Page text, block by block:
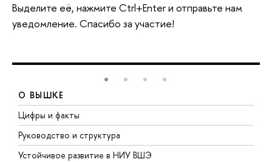
Выделите её, нажмите Ctrl+Enter и отправьте нам
уведомление. Спасибо за участие!
О ВЫШКЕ
Цифры и факты
Руководство и структура
Устойчивое развитие в НИУ ВШЭ